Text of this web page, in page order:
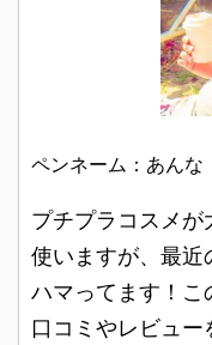
質は普通肌です。
パウダータイプのチ
を使っていたのです
冬は肌が乾燥して毛
でクリームチークに
いと書いてあったの
キャンメイククリー
ークの口コミを見る
なり高評価だったの
キャンメイクのクリ
ペンネーム：あんな
プチプラコスメが
使いますが、最近
ハマってます！こ
口コミやレビュー